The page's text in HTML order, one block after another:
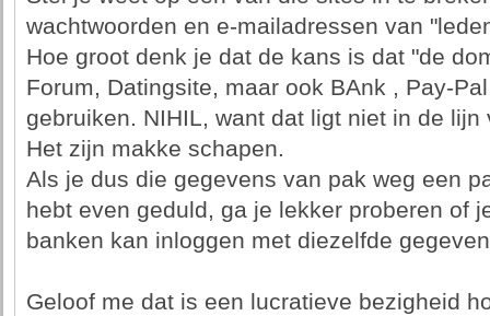
wachtwoorden en e-mailadressen van
Hoe groot denk je dat de kans is dat "de
Forum, Datingsite, maar ook BAnk , Pay-
gebruiken. NIHIL, want dat ligt niet in de
Het zijn makke schapen.
Als je dus die gegevens van pak weg een
hebt even geduld, ga je lekker proberen of
banken kan inloggen met diezelfde
Geloof me dat is een lucratieve bezigheid